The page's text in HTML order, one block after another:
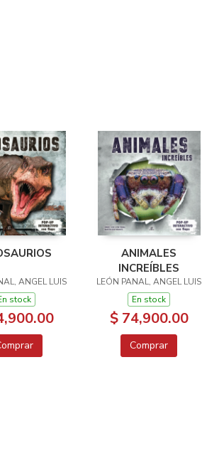
ANGEL LUIS
stock
ANIMALES
INCREÍBLES
LEÓN PANAL, ANGEL LUIS
En stock
$ 74,900.00
Comprar